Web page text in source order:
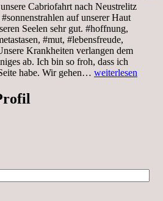
Cabriofahrt nach Neustrelitz
auf unserer Haut
Seelen sehr gut. #hoffnung,
#mut, #lebensfreude,
Krankheiten verlangen dem
ab. Ich bin so froh, dass ich
habe. Wir gehen… Sonnabend,
weiterlesen